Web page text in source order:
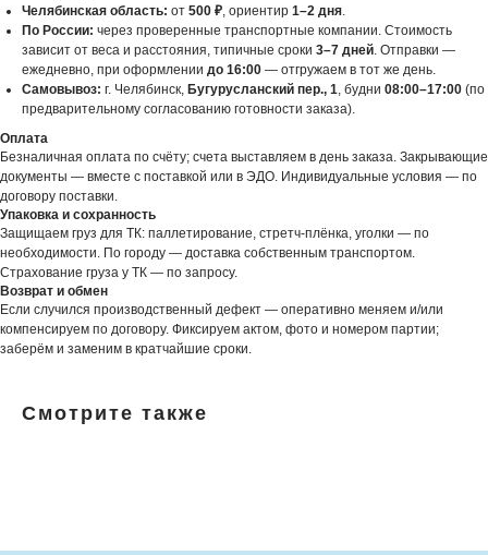
Челябинская область: от 500 ₽, ориентир 1–2 дня.
По России: через проверенные транспортные компании. Стоимость
зависит от веса и расстояния, типичные сроки 3–7 дней. Отправки —
ежедневно, при оформлении до 16:00 — отгружаем в тот же день.
Самовывоз: г. Челябинск, Бугурусланский пер., 1, будни 08:00–17:00 (по
предварительному согласованию готовности заказа).
Оплата
Безналичная оплата по счёту; счета выставляем в день заказа. Закрывающие
документы — вместе с поставкой или в ЭДО. Индивидуальные условия — по
договору поставки.
Упаковка и сохранность
Защищаем груз для ТК: паллетирование, стретч-плёнка, уголки — по
необходимости. По городу — доставка собственным транспортом.
Страхование груза у ТК — по запросу.
Возврат и обмен
Если случился производственный дефект — оперативно меняем и/или
компенсируем по договору. Фиксируем актом, фото и номером партии;
заберём и заменим в кратчайшие сроки.
Смотрите также